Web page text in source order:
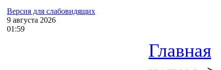
Версия для слабовидящих
9 августа 2026
01:59
Главная